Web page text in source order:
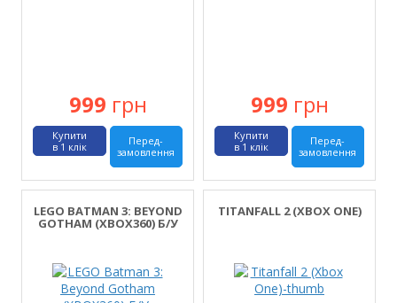
999 грн
Перед-
замовлення
Купити
в 1 клік
999 грн
Перед-
замовлення
Купити
в 1 клік
LEGO BATMAN 3: BEYOND
GOTHAM (XBOX360) Б/У
TITANFALL 2 (XBOX ONE)